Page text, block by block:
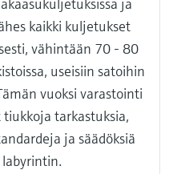
kaikki kuljetukset
vähintään 70 - 80
useisiin satoihin
vuoksi varastointi
tarkastuksia,
ja säädöksiä